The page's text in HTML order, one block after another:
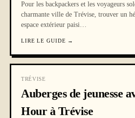
Pour les backpackers et les voyageurs
charmante ville de Trévise, trouver un
espace extérieur paisi…
LIRE LE GUIDE →
TRÉVISE
Auberges de jeunesse
Hour à Trévise